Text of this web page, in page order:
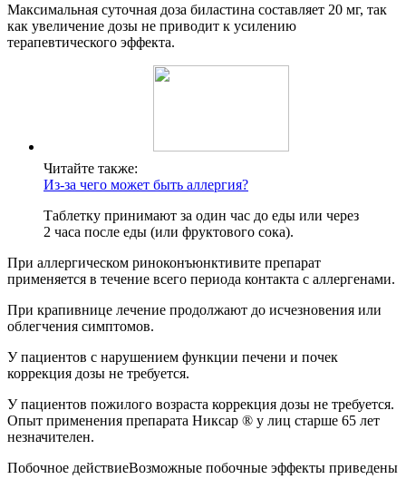
Максимальная суточная доза биластина составляет 20 мг, так
как увеличение дозы не приводит к усилению
терапевтического эффекта.
Читайте также:
Из-за чего может быть аллергия?
Таблетку принимают за один час до еды или через
2 часа после еды (или фруктового сока).
При аллергическом риноконъюнктивите препарат
применяется в течение всего периода контакта с аллергенами.
При крапивнице лечение продолжают до исчезновения или
облегчения симптомов.
У пациентов с нарушением функции печени и почек
коррекция дозы не требуется.
У пациентов пожилого возраста коррекция дозы не требуется.
Опыт применения препарата Никсар ® у лиц старше 65 лет
незначителен.
Побочное действиеВозможные побочные эффекты приведены